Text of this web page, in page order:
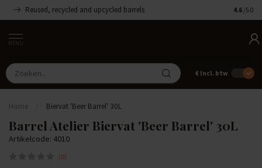
Reused, recycled and upcycled barrels 4.6 /5.0
MENU
€ Incl. btw
Home Biervat 'Beer Barrel' 30L
Barrel Atelier Biervat 'Beer Barrel' 30L
Artikelcode: 4010
(0)